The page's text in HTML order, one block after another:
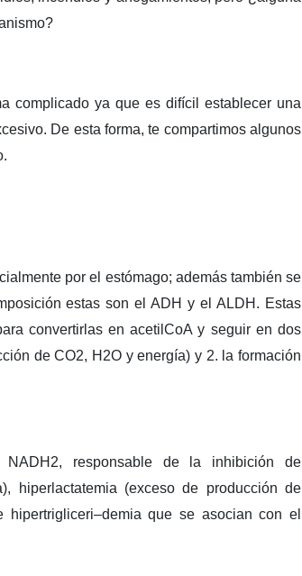
complicado ya que es difícil establecer una
De esta forma, te compartimos algunos
por el estómago; además también se
estas son el ADH y el ALDH. Estas
convertirlas en acetilCoA y seguir en dos
de CO2, H2O y energía) y 2. la formación
responsable de la inhibición de
hiperlactatemia (exceso de producción de
hipertrigliceri–demia que se asocian con el